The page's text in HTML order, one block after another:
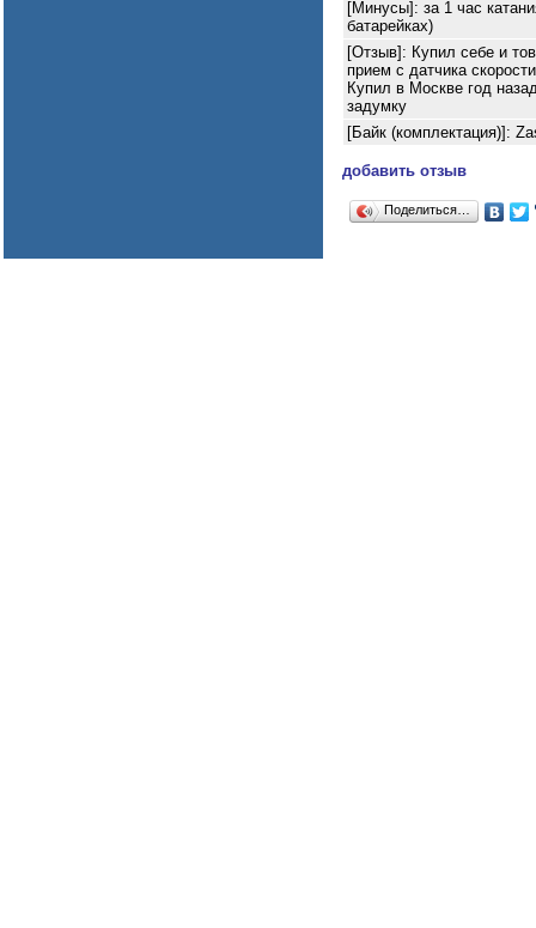
[Минусы]: за 1 час
батарейках)
[Отзыв]: Купил себе и
прием с датчика
Купил в Москве год
задумку
[Байк (комплектация)]:
добавить отзыв
Поделиться…